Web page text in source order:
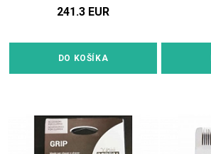
241.3 EUR
DO KOŠÍKA